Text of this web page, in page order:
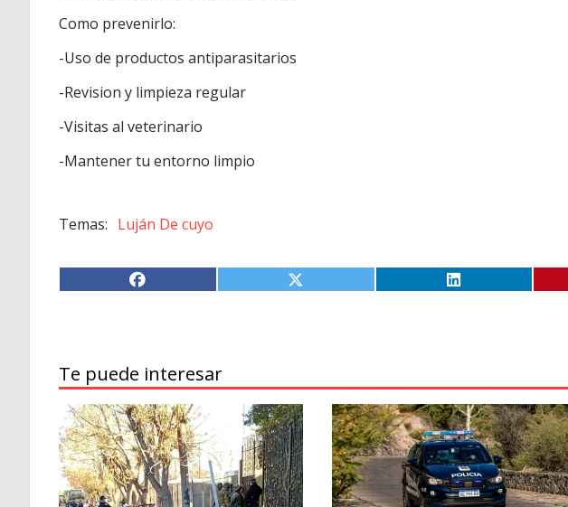
Como prevenirlo:
-Uso de productos antiparasitarios
-Revision y limpieza regular
-Visitas al veterinario
-Mantener tu entorno limpio
Luján De cuyo
Te puede interesar